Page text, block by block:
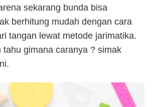
sekarang bunda bisa
berhitung mudah dengan cara
tangan lewat metode jarimatika.
tahu gimana caranya ? simak